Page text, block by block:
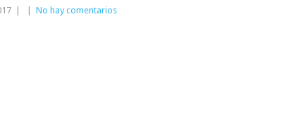
| | No hay comentarios